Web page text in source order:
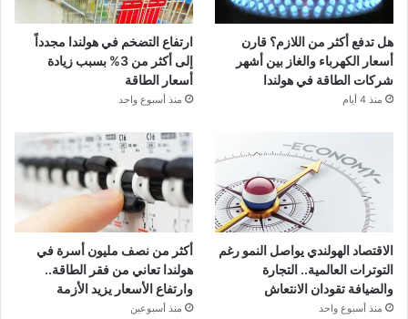
هل تدفع أكثر من اللازم؟ قارن
أسعار الكهرباء والغاز بين أشهر
شركات الطاقة في هولندا
منذ 4 أيام
ارتفاع التضخم في هولندا مجدداً
إلى أكثر من 3% بسبب زيادة
أسعار الطاقة
منذ أسبوع واحد
الاقتصاد الهولندي يواصل النمو رغم
التوترات العالمية.. التجارة
والضيافة تقودان الانتعاش
منذ أسبوع واحد
أكثر من نصف مليون أسرة في
هولندا تعاني من فقر الطاقة..
وارتفاع الأسعار يزيد الأزمة
منذ أسبوعين